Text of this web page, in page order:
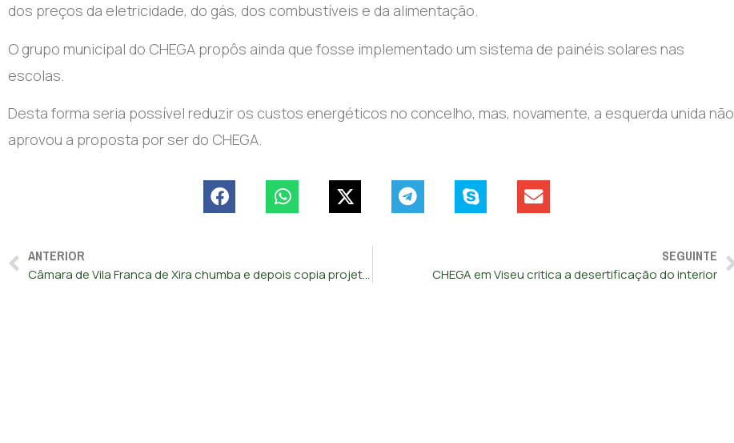
dos preços da eletricidade, do gás, dos combustíveis e da alimentação.
O grupo municipal do CHEGA propôs ainda que fosse implementado um sistema de painéis solares nas
escolas.
Desta forma seria possível reduzir os custos energéticos no concelho, mas, novamente, a esquerda unida não
aprovou a proposta por ser do CHEGA.
ANTERIOR
Câmara de Vila Franca de Xira chumba e depois copia projeto do CHEGA
SEGUINTE
CHEGA em Viseu critica a desertificação do interior